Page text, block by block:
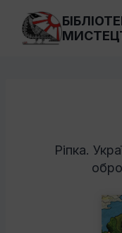
Перейти
вмісту
Ріпка.